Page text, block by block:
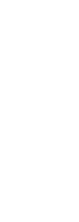
2026